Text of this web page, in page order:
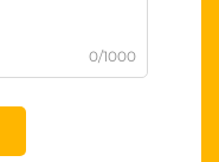
0/1000